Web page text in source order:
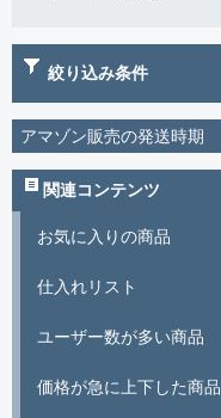
絞り込み条件
アマゾン販売の発送時期
関連コンテンツ
お気に入りの商品
仕入れリスト
ユーザー数が多い商品
価格が急に上下した商品